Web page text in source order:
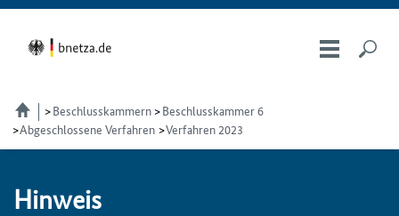
Beschlusskammern
Beschlusskammer 6
Abgeschlossene Verfahren Verfahren 2023
Hin­weis